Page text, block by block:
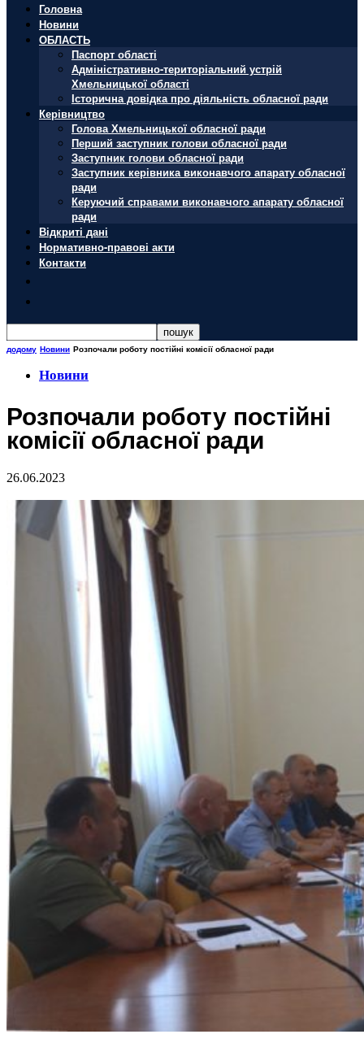
Головна
Новини
ОБЛАСТЬ
Паспорт області
Адміністративно-територіальний устрій
Хмельницької області
Історична довідка про діяльність обласної ради
Керівництво
Голова Хмельницької обласної ради
Перший заступник голови обласної ради
Заступник голови обласної ради
Заступник керівника виконавчого апарату обласної
ради
Керуючий справами виконавчого апарату обласної
ради
Відкриті дані
Нормативно-правові акти
Контакти
додому Новини Розпочали роботу постійні комісії обласної ради
Новини
Розпочали роботу постійні
комісії обласної ради
26.06.2023